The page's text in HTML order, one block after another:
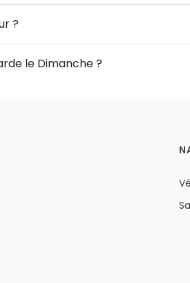
?
le Dimanche ?